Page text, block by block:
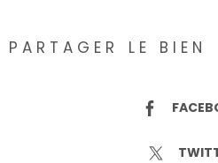
PARTAGER LE BIEN